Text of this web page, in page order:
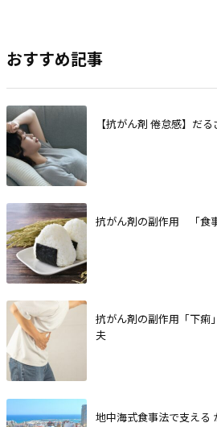
おすすめ記事
【抗がん剤 倦怠感】だ
抗がん剤の副作用 「食
抗がん剤の副作用「下痢
夫
地中海式食事法で支える